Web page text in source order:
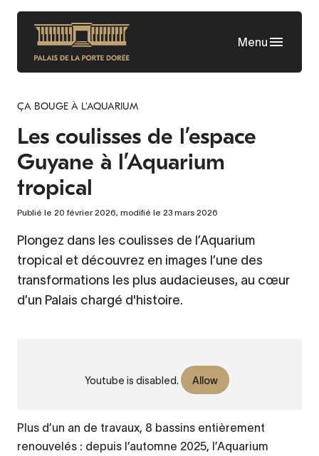
Aller
contenu
principal
Menu
ÇA BOUGE À L'AQUARIUM
Les coulisses de l’espace
Guyane à l’Aquarium
tropical
Publié le 20 février 2026, modifié le 23 mars 2026
Plongez dans les coulisses de l’Aquarium
tropical et découvrez en images l’une des
transformations les plus audacieuses, au cœur
d’un Palais chargé d'histoire.
L'Aquarium se métamorphose 2/2
Youtube is disabled. Allow
Plus d’un an de travaux, 8 bassins entièrement
renouvelés : depuis l’automne 2025, l’Aquarium